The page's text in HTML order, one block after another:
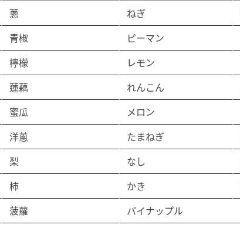
蔥 ねぎ
青椒
ピーマン
檸檬
レモン
蓮藕 れんこん
蜜瓜
メロン
洋蔥 たまねぎ
梨 なし
柿 かき
菠蘿
パイナップル